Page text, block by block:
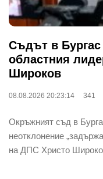
Съдът в Бургас
областния
Широков
08.08.2026 20:23:14 341
Окръжният съд в
неотклонение
на ДПС Христо